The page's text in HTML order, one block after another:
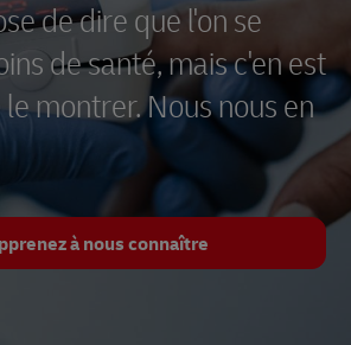
de dire que l'on se
de santé, mais c'en est
montrer. Nous nous en
à nous connaître